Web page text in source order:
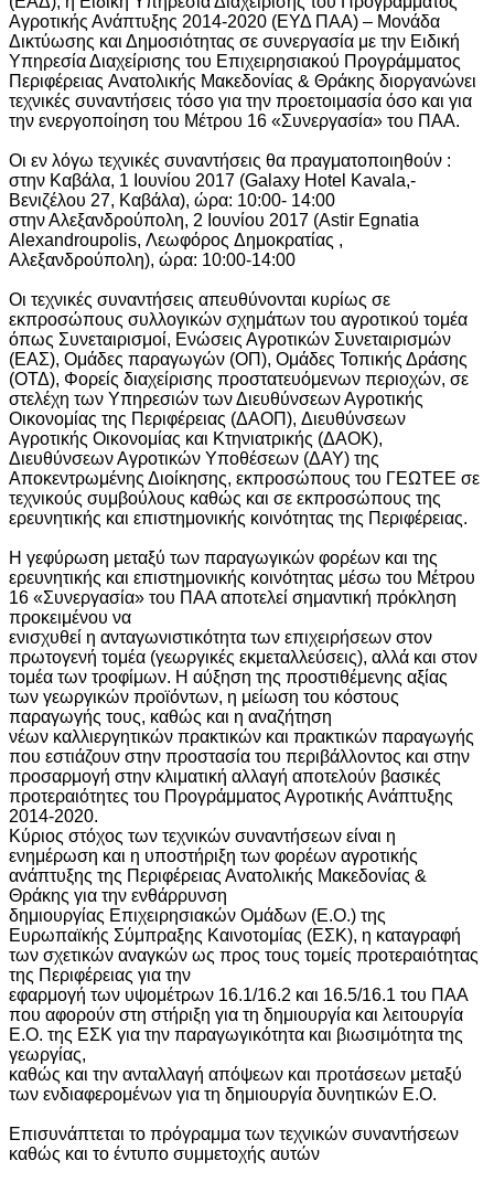
Αγροτικής Ανάπτυξης 2014-2020 (ΕΥΔ ΠΑΑ) – Μονάδα
Δικτύωσης και Δημοσιότητας σε συνεργασία με την Ειδική
Υπηρεσία Διαχείρισης του Επιχειρησιακού Προγράμματος
Περιφέρειας Ανατολικής Μακεδονίας & Θράκης διοργανώνει
τεχνικές συναντήσεις τόσο για την προετοιμασία όσο και για
την ενεργοποίηση του Μέτρου 16 «Συνεργασία» του ΠΑΑ.
Οι εν λόγω τεχνικές συναντήσεις θα πραγματοποιηθούν :
στην Καβάλα, 1 Ιουνίου 2017 (Galaxy Hotel Kavala,-
Βενιζέλου 27, Καβάλα), ώρα: 10:00- 14:00
στην Αλεξανδρούπολη, 2 Ιουνίου 2017 (Astir Egnatia
Alexandroupolis, Λεωφόρος Δημοκρατίας ,
Αλεξανδρούπολη), ώρα: 10:00-14:00
Οι τεχνικές συναντήσεις απευθύνονται κυρίως σε
εκπροσώπους συλλογικών σχημάτων του αγροτικού τομέα
όπως Συνεταιρισμοί, Ενώσεις Αγροτικών Συνεταιρισμών
(ΕΑΣ), Ομάδες παραγωγών (ΟΠ), Ομάδες Τοπικής Δράσης
(ΟΤΔ), Φορείς διαχείρισης προστατευόμενων περιοχών, σε
στελέχη των Υπηρεσιών των Διευθύνσεων Αγροτικής
Οικονομίας της Περιφέρειας (ΔΑΟΠ), Διευθύνσεων
Αγροτικής Οικονομίας και Κτηνιατρικής (ΔΑΟΚ),
Διευθύνσεων Αγροτικών Υποθέσεων (ΔΑΥ) της
Αποκεντρωμένης Διοίκησης, εκπροσώπους του ΓΕΩΤΕΕ σε
τεχνικούς συμβούλους καθώς και σε εκπροσώπους της
ερευνητικής και επιστημονικής κοινότητας της Περιφέρειας.
Η γεφύρωση μεταξύ των παραγωγικών φορέων και της
ερευνητικής και επιστημονικής κοινότητας μέσω του Μέτρου
16 «Συνεργασία» του ΠΑΑ αποτελεί σημαντική πρόκληση
προκειμένου να
ενισχυθεί η ανταγωνιστικότητα των επιχειρήσεων στον
πρωτογενή τομέα (γεωργικές εκμεταλλεύσεις), αλλά και στον
τομέα των τροφίμων. Η αύξηση της προστιθέμενης αξίας
των γεωργικών προϊόντων, η μείωση του κόστους
παραγωγής τους, καθώς και η αναζήτηση
νέων καλλιεργητικών πρακτικών και πρακτικών παραγωγής
που εστιάζουν στην προστασία του περιβάλλοντος και στην
προσαρμογή στην κλιματική αλλαγή αποτελούν βασικές
προτεραιότητες του Προγράμματος Αγροτικής Ανάπτυξης
2014-2020.
Κύριος στόχος των τεχνικών συναντήσεων είναι η
ενημέρωση και η υποστήριξη των φορέων αγροτικής
ανάπτυξης της Περιφέρειας Ανατολικής Μακεδονίας &
Θράκης για την ενθάρρυνση
δημιουργίας Επιχειρησιακών Ομάδων (Ε.Ο.) της
Ευρωπαϊκής Σύμπραξης Καινοτομίας (ΕΣΚ), η καταγραφή
των σχετικών αναγκών ως προς τους τομείς προτεραιότητας
της Περιφέρειας για την
εφαρμογή των υψομέτρων 16.1/16.2 και 16.5/16.1 του ΠΑΑ
που αφορούν στη στήριξη για τη δημιουργία και λειτουργία
Ε.Ο. της ΕΣΚ για την παραγωγικότητα και βιωσιμότητα της
γεωργίας,
καθώς και την ανταλλαγή απόψεων και προτάσεων μεταξύ
των ενδιαφερομένων για τη δημιουργία δυνητικών Ε.Ο.
Επισυνάπτεται το πρόγραμμα των τεχνικών συναντήσεων
καθώς και το έντυπο συμμετοχής αυτών